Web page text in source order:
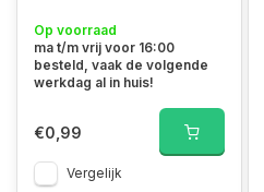
Op voorraad
ma t/m vrij voor 16:00
besteld, vaak de volgende
werkdag al in huis!
€0,99
Vergelijk